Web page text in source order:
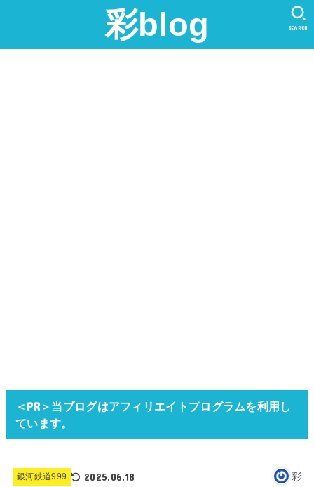
彩blog SEARCH
＜PR＞当ブログはアフィリエイトプログラムを利用し
ています。
銀河鉄道999 2025.06.18 彩